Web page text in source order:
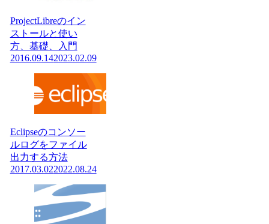
ProjectLibreのイン
ストールと使い
方、基礎、入門
2016.09.142023.02.09
Eclipseのコンソー
ルログをファイル
出力する方法
2017.03.022022.08.24